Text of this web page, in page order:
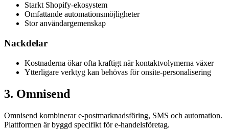
Starkt Shopify-ekosystem
Omfattande automationsmöjligheter
Stor användargemenskap
Nackdelar
Kostnaderna ökar ofta kraftigt när kontaktvolymerna växer
Ytterligare verktyg kan behövas för onsite-personalisering
3. Omnisend
Omnisend kombinerar e-postmarknadsföring, SMS och automation.
Plattformen är byggd specifikt för e-handelsföretag.